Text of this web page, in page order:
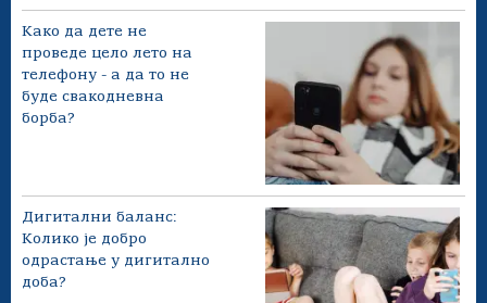
Како да дете не
проведе цело лето на
телефону - а да то не
буде свакодневна
борба?
Дигитални баланс:
Колико је добро
одрастање у дигитално
доба?